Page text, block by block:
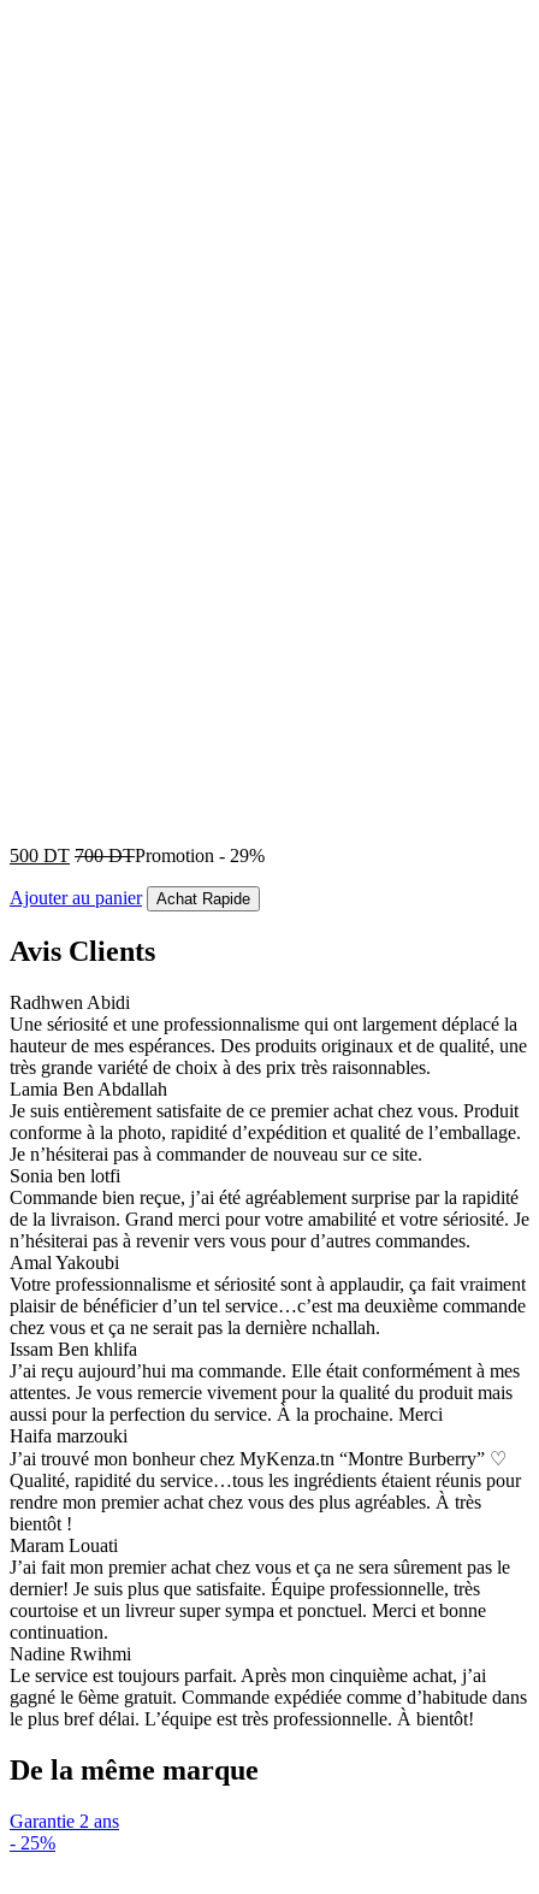
500 DT 700DTPromotion - 29%
Ajouter au panier Achat Rapide
Avis Clients
Radhwen Abidi
Une sériosité et une professionnalisme qui ont largement déplacé la
hauteur de mes espérances. Des produits originaux et de qualité, une
très grande variété de choix à des prix très raisonnables.
Lamia Ben Abdallah
Je suis entièrement satisfaite de ce premier achat chez vous. Produit
conforme à la photo, rapidité d’expédition et qualité de l’emballage.
Je n’hésiterai pas à commander de nouveau sur ce site.
Sonia ben lotfi
Commande bien reçue, j’ai été agréablement surprise par la rapidité
de la livraison. Grand merci pour votre amabilité et votre sériosité. Je
n’hésiterai pas à revenir vers vous pour d’autres commandes.
Amal Yakoubi
Votre professionnalisme et sériosité sont à applaudir, ça fait vraiment
plaisir de bénéficier d’un tel service…c’est ma deuxième commande
chez vous et ça ne serait pas la dernière nchallah.
Issam Ben khlifa
J’ai reçu aujourd’hui ma commande. Elle était conformément à mes
attentes. Je vous remercie vivement pour la qualité du produit mais
aussi pour la perfection du service. À la prochaine. Merci
Haifa marzouki
J’ai trouvé mon bonheur chez MyKenza.tn “Montre Burberry” ♡
Qualité, rapidité du service…tous les ingrédients étaient réunis pour
rendre mon premier achat chez vous des plus agréables. À très
bientôt !
Maram Louati
J’ai fait mon premier achat chez vous et ça ne sera sûrement pas le
dernier! Je suis plus que satisfaite. Équipe professionnelle, très
courtoise et un livreur super sympa et ponctuel. Merci et bonne
continuation.
Nadine Rwihmi
Le service est toujours parfait. Après mon cinquième achat, j’ai
gagné le 6ème gratuit. Commande expédiée comme d’habitude dans
le plus bref délai. L’équipe est très professionnelle. À bientôt!
De la même marque
Garantie 2 ans
- 25%